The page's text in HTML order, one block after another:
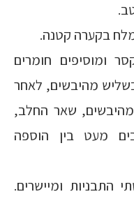
ומוסיפים חומרים
בשליש מהיבשים, לאחר
שאר החלב,
מעט בין הוספה
התבניות ומיישרים.